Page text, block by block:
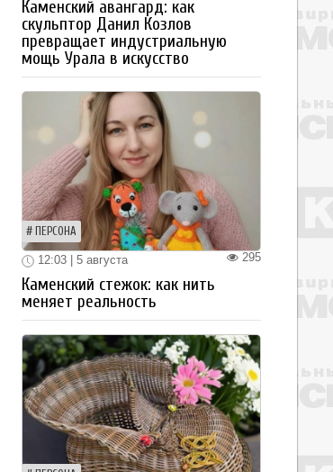
Каменский авангард: как
скульптор Данил Козлов
превращает индустриальную
мощь Урала в искусство
ПЕРСОНА
295
12:03 | 5 августа
Каменский стежок: как нить
меняет реальность